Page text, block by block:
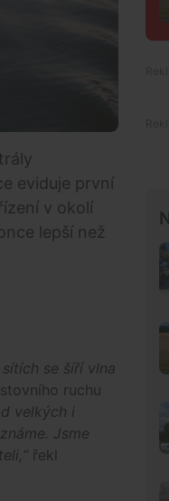
eviduje první
v okolí
lepší než
se šíří vlna
ruchu
velkých i
Jsme
řekl